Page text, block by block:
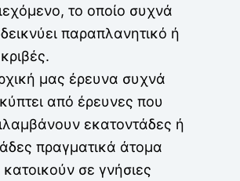
το οποίο συχνά
παραπλανητικό ή
μας έρευνα συχνά
από έρευνες που
εκατοντάδες ή
πραγματικά άτομα
σε γνήσιες